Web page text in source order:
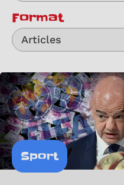
Format
Articles
Sport